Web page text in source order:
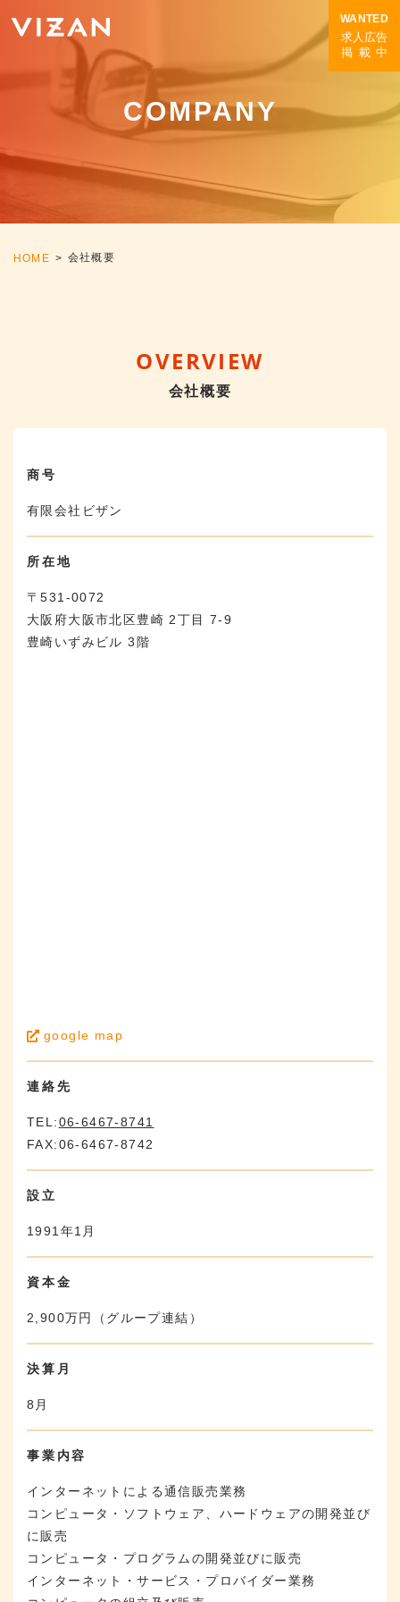
WANTED
求人広告
掲載中
COMPANY
HOME > 会社概要
OVERVIEW
会社概要
商号
有限会社ビザン
所在地
〒531-0072
大阪府大阪市北区豊崎 2丁目 7-9
豊崎いずみビル 3階
google map
連絡先
TEL:06-6467-8741
FAX:06-6467-8742
設立
1991年1月
資本金
2,900万円（グループ連結）
決算月
8月
事業内容
インターネットによる通信販売業務
コンピュータ・ソフトウェア、ハードウェアの開発並び
に販売
コンピュータ・プログラムの開発並びに販売
インターネット・サービス・プロバイダー業務